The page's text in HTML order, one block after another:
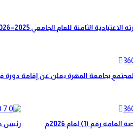
الجامعي 2025–2026م ويقر حزمة من القرارات والتوصيات
بجامعة المهرة يعلن عن إقامة
رقم (1) لعام 2026م رئيس